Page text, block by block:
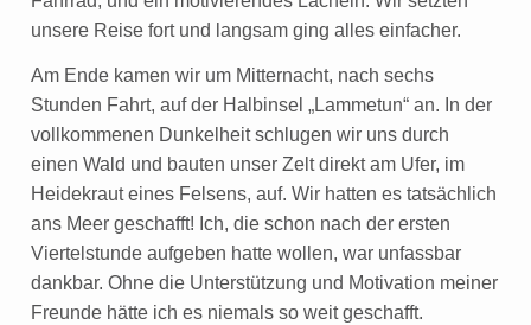
unsere Reise fort und langsam ging alles einfacher.
Am Ende kamen wir um Mitternacht, nach sechs
Stunden Fahrt, auf der Halbinsel „Lammetun“ an. In der
vollkommenen Dunkelheit schlugen wir uns durch
einen Wald und bauten unser Zelt direkt am Ufer, im
Heidekraut eines Felsens, auf. Wir hatten es tatsächlich
ans Meer geschafft! Ich, die schon nach der ersten
Viertelstunde aufgeben hatte wollen, war unfassbar
dankbar. Ohne die Unterstützung und Motivation meiner
Freunde hätte ich es niemals so weit geschafft.